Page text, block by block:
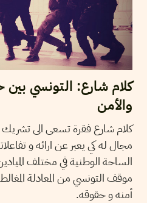
كلام شارع: التونسي
والأمن
كلام شارع فقرة تسعى الى تشريك
مجال له كي يعبر عن ارائه و
الساحة الوطنية في مختلف
موقف التونسي من المعادلة
أمنه و حقوقه.